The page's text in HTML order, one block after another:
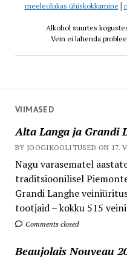
VIIMASED
Alta Langa ja Grandi
BY JOOGIKOOLITUSED ON 17.
Nagu varasematel
traditsioonilisel
Grandi Langhe
tootjaid – kokku 515
Comments closed
Beaujolais Nouveau
meeleolukas ühiskokkamine
Alkohol suurtes
Vein ei lahenda